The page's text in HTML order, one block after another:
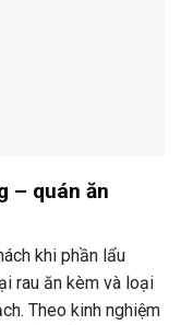
– quán ăn
khi phần lẩu
rau ăn kèm và loại
Theo kinh nghiệm